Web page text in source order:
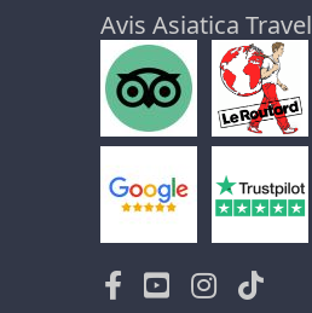
Avis Asiatica Travel